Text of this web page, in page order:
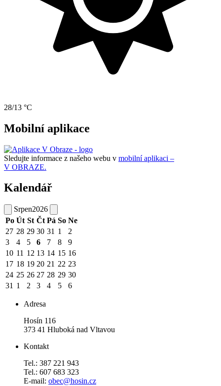
28/13 °C
Mobilní aplikace
Sledujte informace z našeho webu v mobilní aplikaci –
V OBRAZE.
Kalendář
Srpen2026
Po Út St Čt Pá So Ne
27 28 29 30 31 1
2
3
4 5 6 7 8
9
10 11 12 13 14 15 16
17 18 19 20 21 22 23
24 25 26 27 28 29 30
31 1 2 3 4 5 6
Adresa
Hosín 116
373 41 Hluboká nad Vltavou
Kontakt
Tel.: 387 221 943
Tel.: 607 683 323
E-mail: obec@hosin.cz